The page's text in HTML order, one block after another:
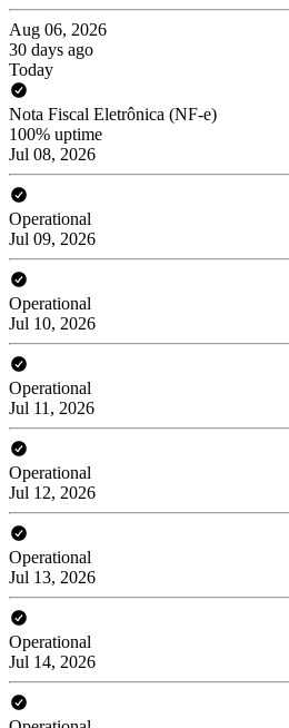
Aug 06, 2026
30 days ago
Today
Nota Fiscal Eletrônica (NF-e)
100% uptime
Jul 08, 2026
Operational
Jul 09, 2026
Operational
Jul 10, 2026
Operational
Jul 11, 2026
Operational
Jul 12, 2026
Operational
Jul 13, 2026
Operational
Jul 14, 2026